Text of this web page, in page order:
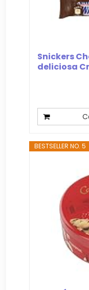
Snickers
deliciosa
BESTSELLER NO. 5